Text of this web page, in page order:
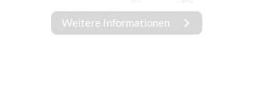
Weitere Informationen